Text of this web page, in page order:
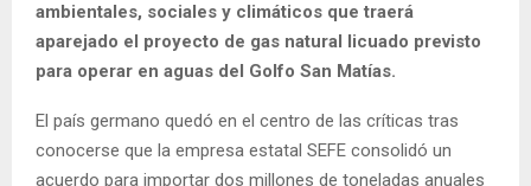
ambientales, sociales y climáticos que traerá
aparejado el proyecto de gas natural licuado previsto
para operar en aguas del Golfo San Matías.
El país germano quedó en el centro de las críticas tras
conocerse que la empresa estatal SEFE consolidó un
acuerdo para importar dos millones de toneladas anuales